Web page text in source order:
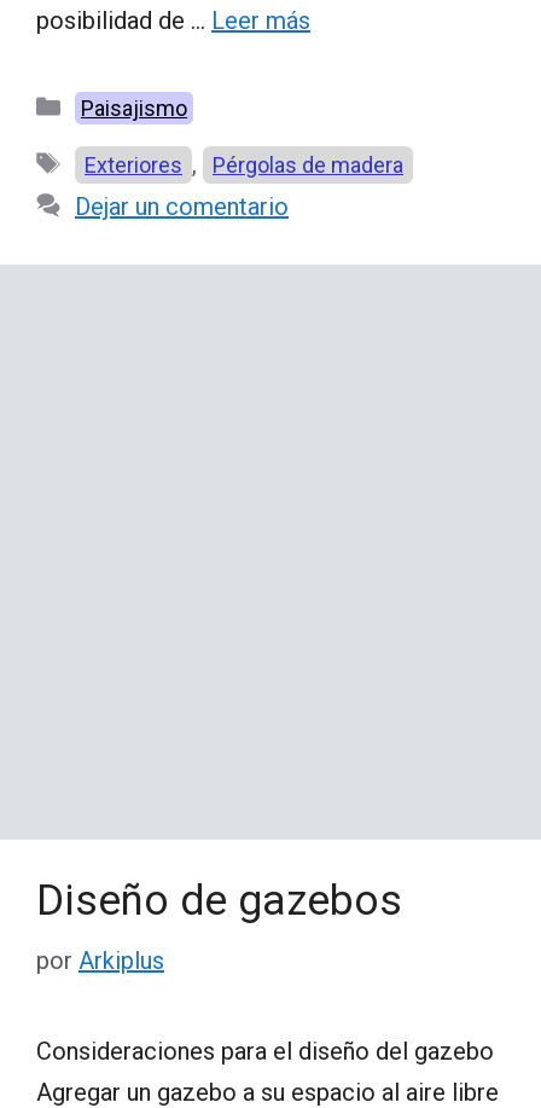
posibilidad de … Leer más
Categorías
Paisajismo
Etiquetas
Exteriores , Pérgolas de madera
Dejar un comentario
Diseño de gazebos
por Arkiplus
Consideraciones para el diseño del gazebo
Agregar un gazebo a su espacio al aire libre